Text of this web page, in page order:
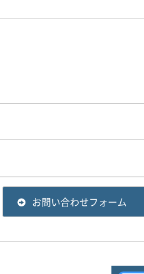
お問い合わせフォーム